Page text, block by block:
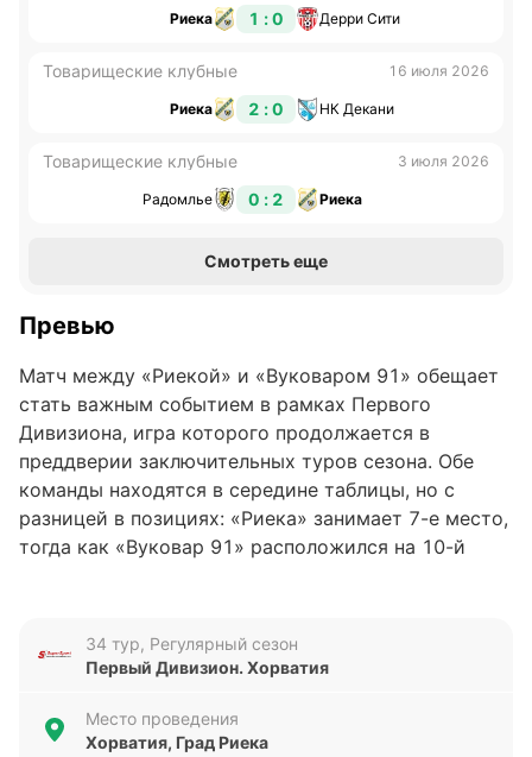
Риека 1 : 0 Дерри Сити
Товарищеские клубные 16 июля 2026
Риека 2 : 0 НК Декани
Товарищеские клубные 3 июля 2026
Радомлье 0 : 2 Риека
Смотреть еще
Превью
Матч между «Риекой» и «Вуковаром 91» обещает
стать важным событием в рамках Первого
Дивизиона, игра которого продолжается в
преддверии заключительных туров сезона. Обе
команды находятся в середине таблицы, но с
разницей в позициях: «Риека» занимает 7-е место,
тогда как «Вуковар 91» расположился на 10-й
команд важна с точки зрения набора очков.
«Риека» в последних пяти матчах показывает
34 тур, Регулярный сезон
Первый Дивизион. Хорватия
Место проведения
Хорватия, Град Риека